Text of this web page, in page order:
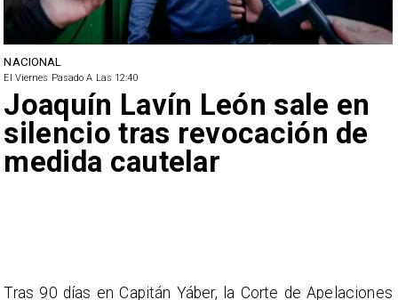
NACIONAL
El Viernes Pasado A Las 12:40
Joaquín Lavín León sale en
silencio tras revocación de
medida cautelar
Tras 90 días en Capitán Yáber, la Corte de Apelaciones